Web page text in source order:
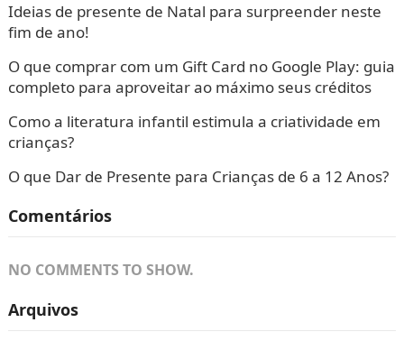
Ideias de presente de Natal para surpreender neste
fim de ano!
O que comprar com um Gift Card no Google Play: guia
completo para aproveitar ao máximo seus créditos
Como a literatura infantil estimula a criatividade em
crianças?
O que Dar de Presente para Crianças de 6 a 12 Anos?
Comentários
NO COMMENTS TO SHOW.
Arquivos